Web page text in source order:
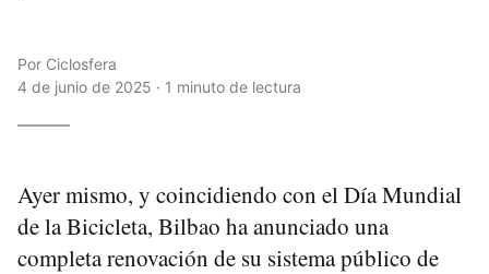
Por Ciclosfera
4 de junio de 2025 · 1 minuto de lectura
Ayer mismo, y coincidiendo con el Día Mundial
de la Bicicleta, Bilbao ha anunciado una
completa renovación de su sistema público de